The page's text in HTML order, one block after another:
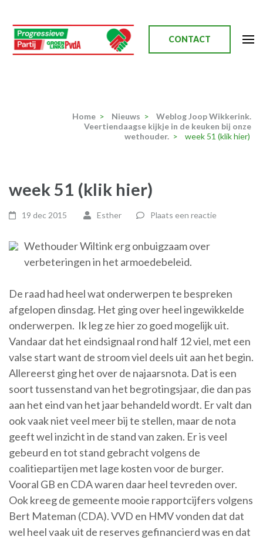
naar
inhoud
(Druk
CONTACT
Home > Nieuws >
Weblog Joop Wikkerink.
Veertiendaagse kijkje in de keuken bij onze
wethouder. > week 51 (klik hier)
week 51 (klik hier)
19 dec 2015 Esther Plaats een reactie
Wethouder Wiltink erg onbuigzaam over
verbeteringen in het armoedebeleid.
De raad had heel wat onderwerpen te bespreken
afgelopen dinsdag. Het ging over heel ingewikkelde
onderwerpen. Ik leg ze hier zo goed mogelijk uit.
Vandaar dat het eindsignaal rond half 12 viel, met een
valse start want de stroom viel deels uit aan het begin.
Allereerst ging het over de najaarsnota. Dat is een
soort tussenstand van het begrotingsjaar, die dan pas
aan het eind van het jaar behandeld wordt. Er valt dan
ook vaak niet veel meer bij te stellen, maar de nota
geeft wel inzicht in de stand van zaken. Er is veel
gebeurd en tot stand gebracht volgens de
coalitiepartijen met lage kosten voor de burger.
Vooral GB en CDA waren daar heel tevreden over.
Ook kreeg de gemeente mooie rapportcijfers volgens
Bert Mateman (CDA). VVD en HMV vonden dat dat
wel heel vaak uit de reserves gefinancierd was en dat